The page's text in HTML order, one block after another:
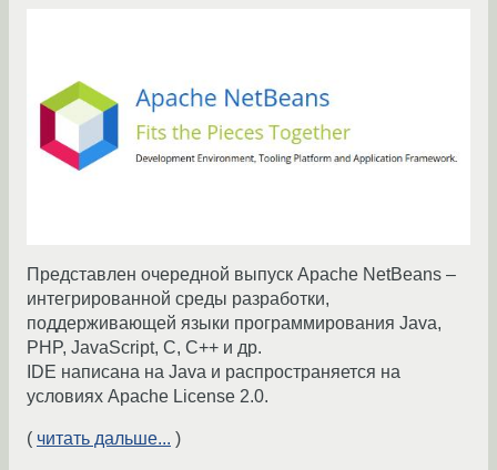
Представлен очередной выпуск Apache NetBeans –
интегрированной среды разработки,
поддерживающей языки программирования Java,
PHP, JavaScript, C, C++ и др.
IDE написана на Java и распространяется на
условиях Apache License 2.0.
( читать дальше... )